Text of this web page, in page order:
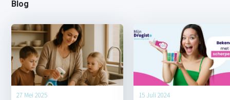
Blog
27 Mei 2025 15 Juli 2024